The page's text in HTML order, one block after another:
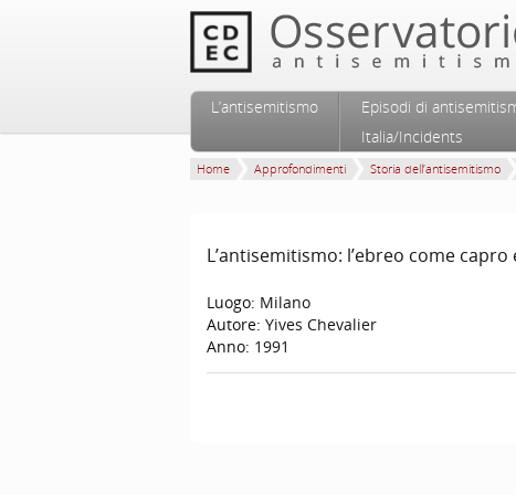
Menu principale
Vai al contenuto principale
Vai al contenuto secondario
L’antisemitismo
Episodi di
Italia/Incidents
Home Approfondimenti Storia dell’antisemitismo
L’antisemitismo: l’ebreo come
Luogo: Milano
Autore: Yives Chevalier
Anno: 1991